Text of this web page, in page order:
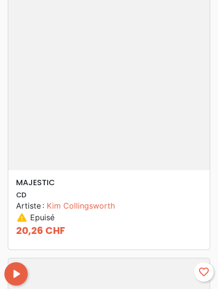
MAJESTIC
CD
Artiste : Kim Collingsworth
warning Epuisé
Prix
20,26 CHF
play_arrow favorite_border